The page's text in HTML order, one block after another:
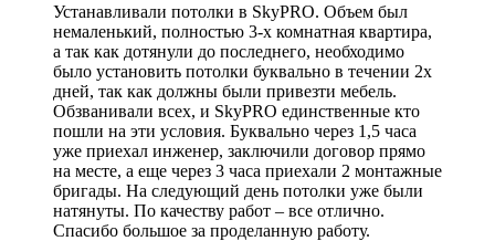
Устанавливали потолки в SkyPRO. Объем был
немаленький, полностью 3-х комнатная квартира,
а так как дотянули до последнего, необходимо
было установить потолки буквально в течении 2х
дней, так как должны были привезти мебель.
Обзванивали всех, и SkyPRO единственные кто
пошли на эти условия. Буквально через 1,5 часа
уже приехал инженер, заключили договор прямо
на месте, а еще через 3 часа приехали 2 монтажные
бригады. На следующий день потолки уже были
натянуты. По качеству работ – все отлично.
Спасибо большое за проделанную работу.